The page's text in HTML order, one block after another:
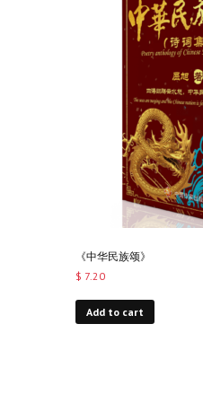
《中华民族颂》
$ 7.20
Add to cart